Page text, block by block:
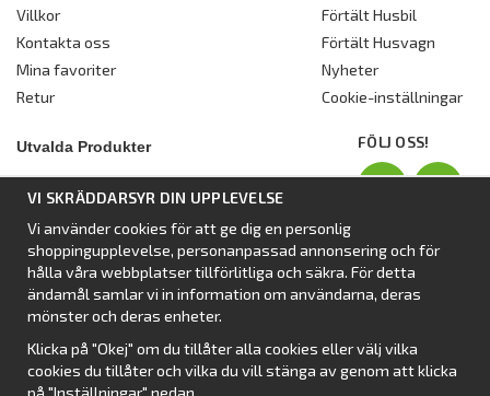
Villkor
Kontakta oss
Mina favoriter
Retur
Förtält Husbil
Förtält Husvagn
Nyheter
Cookie-inställningar
Utvalda Produkter
Isabellas Året runt tält Villa
Förtält från Dometic
Förtält Isabella
Förtält från SvenskaTält
Nyhet: Campingtält
FÖLJ OSS!
VI SKRÄDDARSYR DIN UPPLEVELSE
Vi använder cookies för att ge dig en personlig
shoppingupplevelse, personanpassad annonsering och för
hålla våra webbplatser tillförlitliga och säkra. För detta
ändamål samlar vi in information om användarna, deras
mönster och deras enheter.
Klicka på "Okej" om du tillåter alla cookies eller välj vilka
cookies du tillåter och vilka du vill stänga av genom att klicka